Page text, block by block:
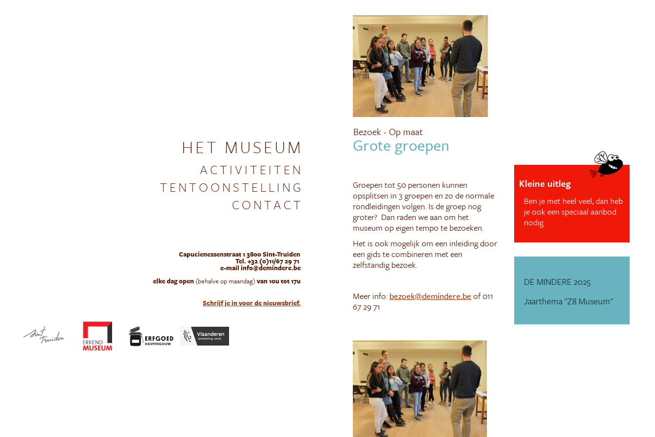
HET MUSEUM
ACTIVITEITEN
TENTOONSTELLING
CONTACT
Capucienessenstraat 1 3800 Sint-Truiden
Tel. +32 (0)11/67 29 71
e-mail info@demindere.be
elkedag open (behalve op maandag) van 10u tot 17u
Schrijf je in voor de nieuwsbrief.
Bezoek - Op maat
Grote groepen
Groepen tot 50 personen kunnen
opsplitsen in 3 groepen en zo de normale
rondleidingen volgen. Is de groep nog
groter? Dan raden we aan om het
museum op eigen tempo te bezoeken.
Het is ook mogelijk om een inleiding door
een gids te combineren met een
zelfstandig bezoek.
Meer info: bezoek@demindere.be of 011
67 29 71
Kleine uitleg
Ben je met heel veel, dan heb
je ook een speciaal aanbod
nodig.
DE MINDERE 2025
Jaarthema "Z8 Museum"